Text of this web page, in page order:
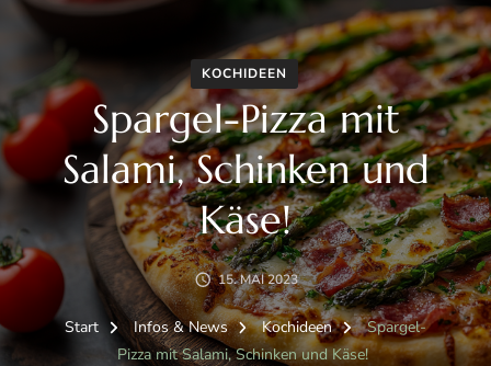
KOCHIDEEN
Spargel-Pizza mit
Salami, Schinken und
Käse!
15. MAI 2023
Start Infos & News Kochideen
Spargel-
Pizza mit Salami, Schinken und Käse!